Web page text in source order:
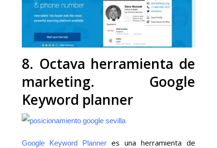
8. Octava herramienta de
marketing. Google
Keyword planner
Google Keyword Planneres una herramienta de